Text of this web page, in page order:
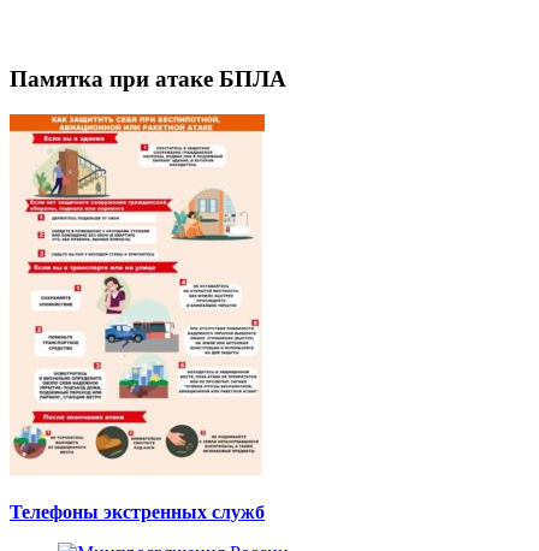
Памятка при атаке БПЛА
Телефоны экстренных служб